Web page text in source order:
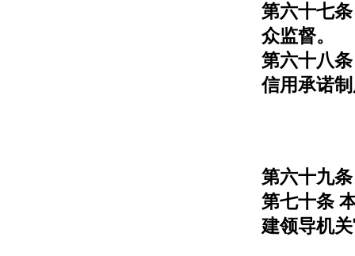
第六十七
众监督。
第六十八
信用承诺
第六十九
第七十条
建领导机